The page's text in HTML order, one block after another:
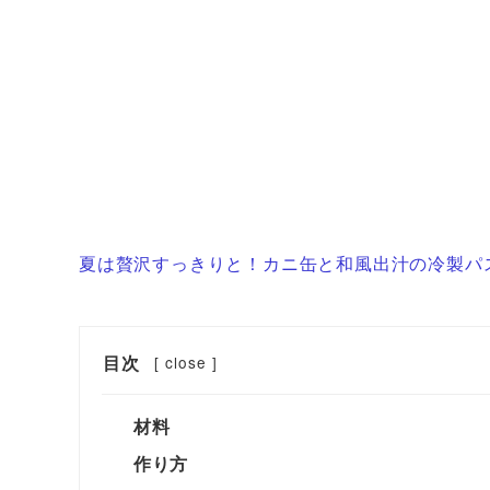
夏は贅沢すっきりと！カニ缶と和風出汁の冷製パ
目次 [ close ]
材料
作り方